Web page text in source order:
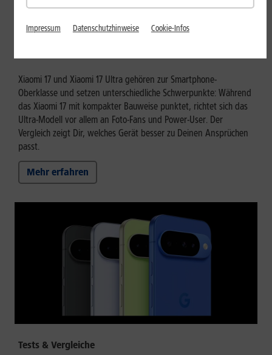
Tests & Vergleiche
Xiaomi 17 vs. Xiaomi 17 Ultra: Für
Xiaomi 17 und Xiaomi 17 Ultra gehören zur Smartphone-
Oberklasse und setzen unterschiedliche Schwerpunkte: Während
das Xiaomi 17 mit kompakter Bauweise punktet, richtet sich das
Ultra-Modell vor allem an Foto-Fans und Power-User. Der
Vergleich zeigt Dir, welches Gerät besser zu Deinen Ansprüchen
passt.
Mehr erfahren
Tests & Vergleiche
Impressum Datenschutzhinweise Cookie-Infos